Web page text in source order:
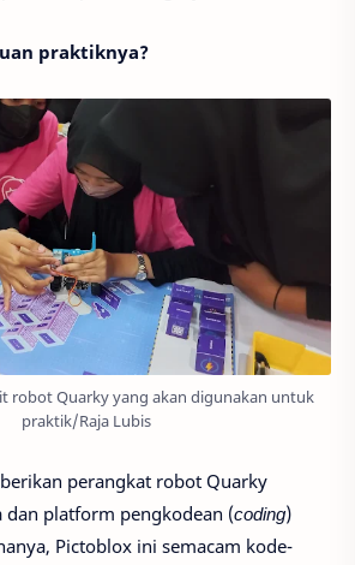
praktiknya?
robot Quarky yang akan digunakan untuk
praktik/Raja Lubis
perangkat robot Quarky
dan platform pengkodean (coding)
Pictoblox ini semacam kode-